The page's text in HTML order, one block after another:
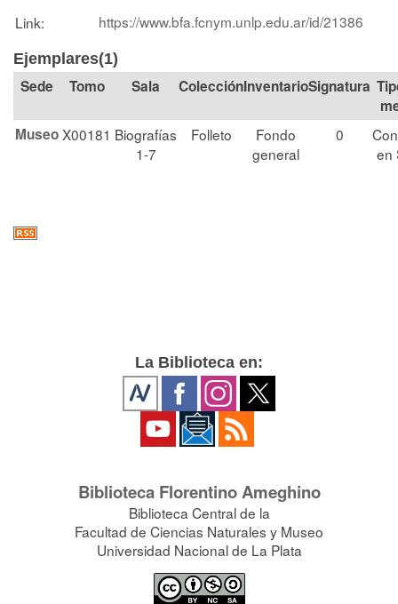
Link: https://www.bfa.fcnym.unlp.edu.ar/id/21386
Ejemplares(1)
Tomo Sala Colección Signatura
MuseoX00181 Biografías
1-7
Folleto
Fondo
general
0
en
La Biblioteca en:
Biblioteca Florentino Ameghino
Biblioteca Central de la
Facultad de Ciencias Naturales y Museo
Universidad Nacional de La Plata